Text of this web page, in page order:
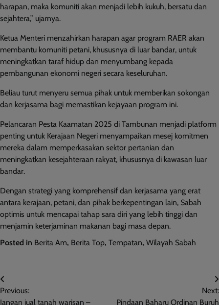
harapan, maka komuniti akan menjadi lebih kukuh, bersatu dan
sejahtera,” ujarnya.
Ketua Menteri menzahirkan harapan agar program RAER akan
membantu komuniti petani, khususnya di luar bandar, untuk
meningkatkan taraf hidup dan menyumbang kepada
pembangunan ekonomi negeri secara keseluruhan.
Beliau turut menyeru semua pihak untuk memberikan sokongan
dan kerjasama bagi memastikan kejayaan program ini.
Pelancaran Pesta Kaamatan 2025 di Tambunan menjadi platform
penting untuk Kerajaan Negeri menyampaikan mesej komitmen
mereka dalam memperkasakan sektor pertanian dan
meningkatkan kesejahteraan rakyat, khususnya di kawasan luar
bandar.
Dengan strategi yang komprehensif dan kerjasama yang erat
antara kerajaan, petani, dan pihak berkepentingan lain, Sabah
optimis untuk mencapai tahap sara diri yang lebih tinggi dan
menjamin keterjaminan makanan bagi masa depan.
Posted in Berita Am, Berita Top, Tempatan, Wilayah Sabah
Post
navigation
Previous:
Jangan jual tanah warisan –
Next:
Pindaan Baharu Ordinan Buruh